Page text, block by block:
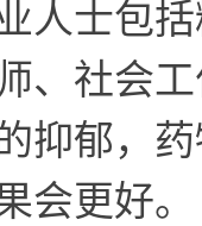
人士包
、社会
抑郁，
会更好。